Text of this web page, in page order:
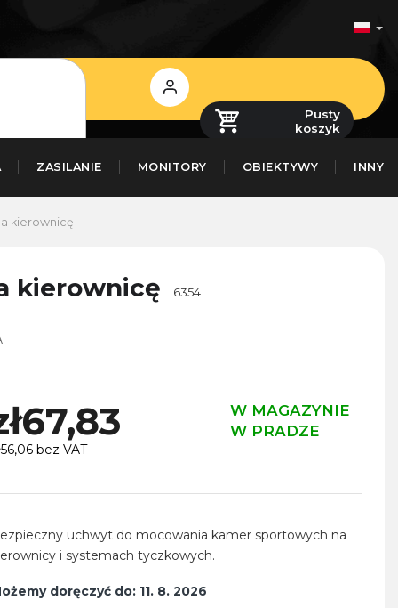
Zaloguj
się
Pusty
koszyk
ZASILANIE MONITORY OBIEKTYWY INNY
kierownicę
kierownicę 6354
W MAGAZYNIE
W PRADZE
bez VAT
doręczyć do: 11. 8. 2026
uchwyt do mocowania kamer sportowych na
i systemach tyczkowych.